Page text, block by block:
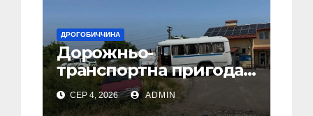
ДРОГОБИЧЧИНА
Дорожньо-
транспортна пригода
у селі Попелі на
Дрогобиччині
СЕР 4, 2026 ADMIN